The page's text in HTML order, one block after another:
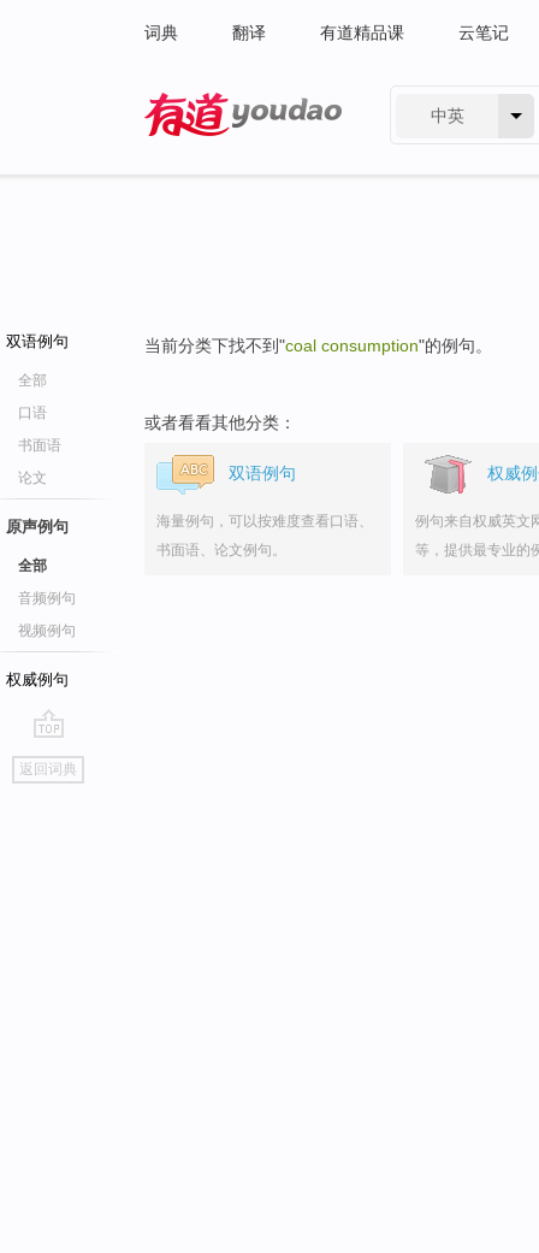
词典 翻译 有道精品课 云笔记
中英
双语例句
全部
口语
书面语
论文
原声例句
全部
音频例句
视频例句
权威例句
go
top
返回词典
当前分类下找不到"coal consumption"的例句。
或者看看其他分类：
双语例句
海量例句，可以按难度查看口语、
书面语、论文例句。
权威
例句来自权威英文
等，提供最专业的